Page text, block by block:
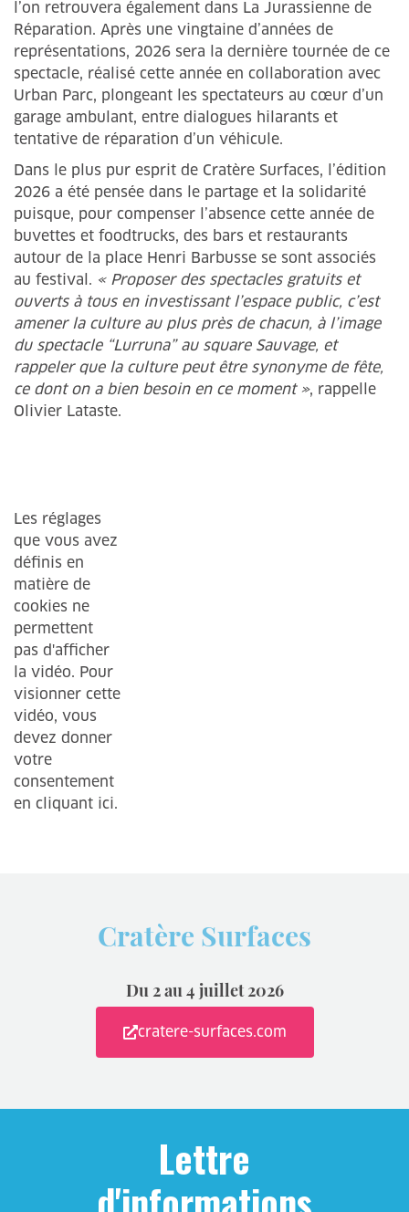
l’on retrouvera également dans La Jurassienne de
Réparation. Après une vingtaine d’années de
représentations, 2026 sera la dernière tournée de ce
spectacle, réalisé cette année en collaboration avec
Urban Parc, plongeant les spectateurs au cœur d’un
garage ambulant, entre dialogues hilarants et
tentative de réparation d’un véhicule.
Dans le plus pur esprit de ­Cratère Surfaces, l’édition
2026 a été pensée dans le partage et la solidarité
puisque, pour ­compenser l’absence cette année de
buvettes et foodtrucks, des bars et restaurants
autour de la place Henri ­Barbusse se sont associés
au festival. « Proposer des spectacles gratuits et
ouverts à tous en investissant l’espace public, c’est
amener la culture au plus près de chacun, à l’image
du spectacle “Lurruna” au square Sauvage, et
rappeler que la culture peut être synonyme de fête,
ce dont on a bien besoin en ce moment », rappelle
Olivier Lataste.
Cratère Surfaces
Du 2 au 4 juillet 2026
cratere-surfaces.com
Lettre